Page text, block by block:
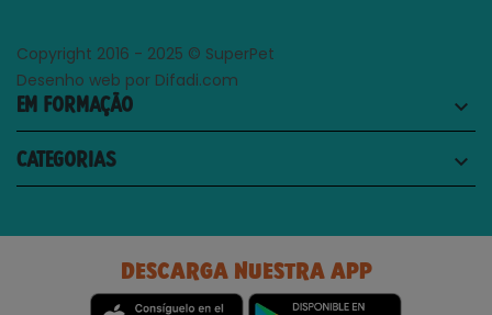
Copyright 2016 - 2025 © SuperPet
Desenho web por Difadi.com
EM FORMAÇÃO keyboard_arrow_down
CATEGORIAS keyboard_arrow_down
DESCARGA NUESTRA APP